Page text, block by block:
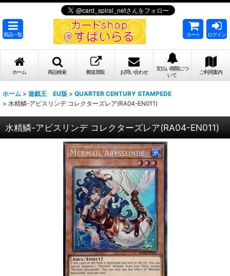
商品一覧 カート ログイン
ホーム 商品検索 郵送買取 お問い合わせ
支払い期限につ
いて
ご利用案内
ホーム > 遊戯王 EU版 > QUARTER CENTURY STAMPEDE
> 水精鱗-アビスリンデ コレクターズレア(RA04-EN011)
水精鱗-アビスリンデ コレクターズレア(RA04-EN011)